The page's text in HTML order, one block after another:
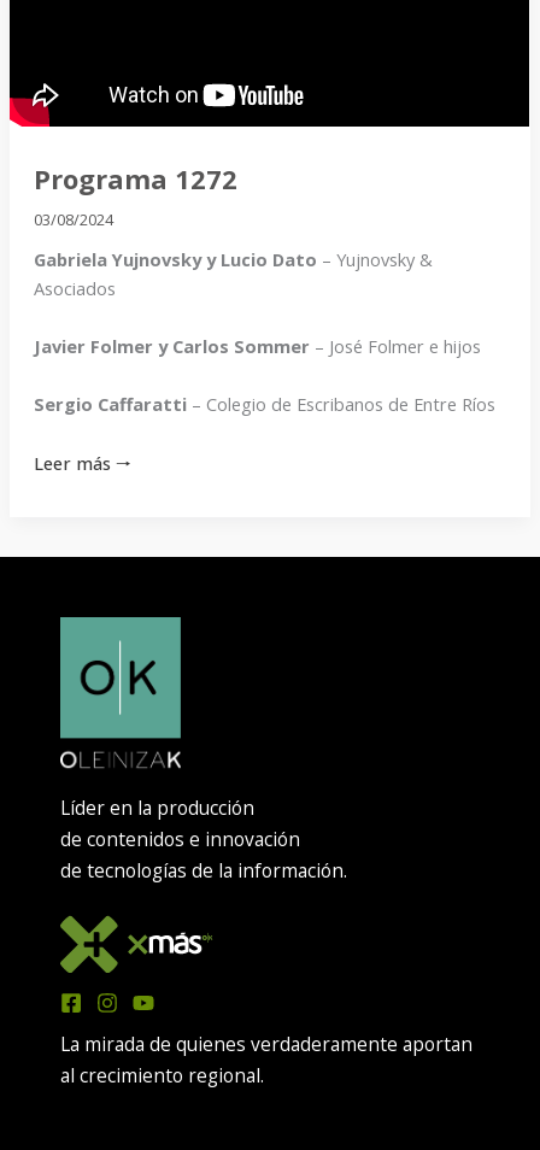
Programa 1272
03/08/2024
Gabriela Yujnovsky y Lucio Dato – Yujnovsky &
Asociados
Javier Folmer y Carlos Sommer – José Folmer e hijos
Sergio Caffaratti – Colegio de Escribanos de Entre Ríos
Leer más 🠒
Líder en la producción
de contenidos e innovación
de tecnologías de la información.
La mirada de quienes verdaderamente aportan
al crecimiento regional.